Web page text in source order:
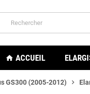
home ACCUEIL
GS300 (2005-2012) chevron_right